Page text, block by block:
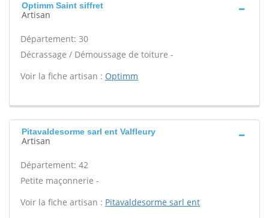
Optimm Saint siffret
Artisan
Département: 30
Décrassage / Démoussage de toiture -
Voir la fiche artisan : Optimm
Pitavaldesorme sarl ent Valfleury
Artisan
Département: 42
Petite maçonnerie -
Voir la fiche artisan : Pitavaldesorme sarl ent